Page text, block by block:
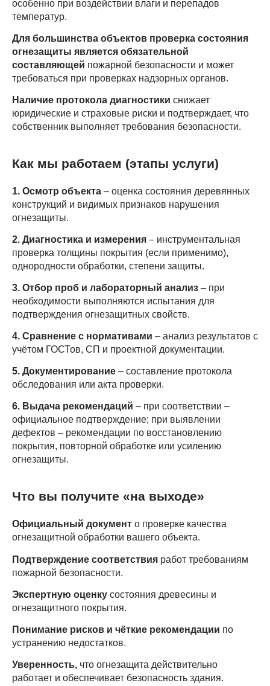
особенно при воздействии влаги и перепадов
температур.
Для большинства объектов проверка состояния
огнезащиты является обязательной
составляющей пожарной безопасности и может
требоваться при проверках надзорных органов.
Наличие протокола диагностики снижает
юридические и страховые риски и подтверждает, что
собственник выполняет требования безопасности.
Как мы работаем (этапы услуги)
1. Осмотр объекта – оценка состояния деревянных
конструкций и видимых признаков нарушения
огнезащиты.
2. Диагностика и измерения – инструментальная
проверка толщины покрытия (если применимо),
однородности обработки, степени защиты.
3. Отбор проб и лабораторный анализ – при
необходимости выполняются испытания для
подтверждения огнезащитных свойств.
4. Сравнение с нормативами – анализ результатов с
учётом ГОСТов, СП и проектной документации.
5. Документирование – составление протокола
обследования или акта проверки.
6. Выдача рекомендаций – при соответствии –
официальное подтверждение; при выявлении
дефектов – рекомендации по восстановлению
покрытия, повторной обработке или усилению
огнезащиты.
Что вы получите «на выходе»
Официальный документ о проверке качества
огнезащитной обработки вашего объекта.
Подтверждение соответствия работ требованиям
пожарной безопасности.
Экспертную оценку состояния древесины и
огнезащитного покрытия.
Понимание рисков и чёткие рекомендации по
устранению недостатков.
Уверенность, что огнезащита действительно
работает и обеспечивает безопасность здания.